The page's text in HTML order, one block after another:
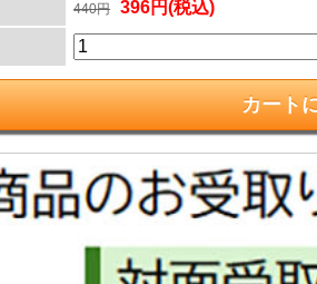
440円 396円(税込)